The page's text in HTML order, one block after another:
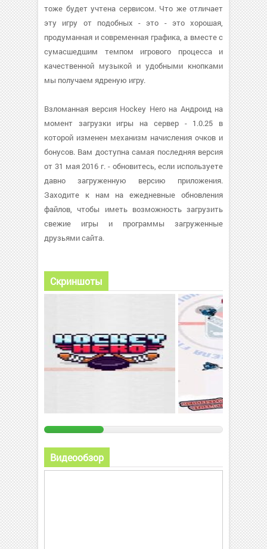
тоже будет учтена сервисом. Что же отличает
эту игру от подобных - это - это хорошая,
продуманная и современная графика, а вместе с
сумасшедшим темпом игрового процесса и
качественной музыкой и удобными кнопками
мы получаем ядреную игру.
Взломанная версия Hockey Hero на Андроид на
момент загрузки игры на сервер - 1.0.25 в
которой изменен механизм начисления очков и
бонусов. Вам доступна самая последняя версия
от 31 мая 2016 г. - обновитесь, если используете
давно загруженную версию приложения.
Заходите к нам на ежедневные обновления
файлов, чтобы иметь возможность загрузить
свежие игры и программы загруженные
друзьями сайта.
Скриншоты
Видеообзор